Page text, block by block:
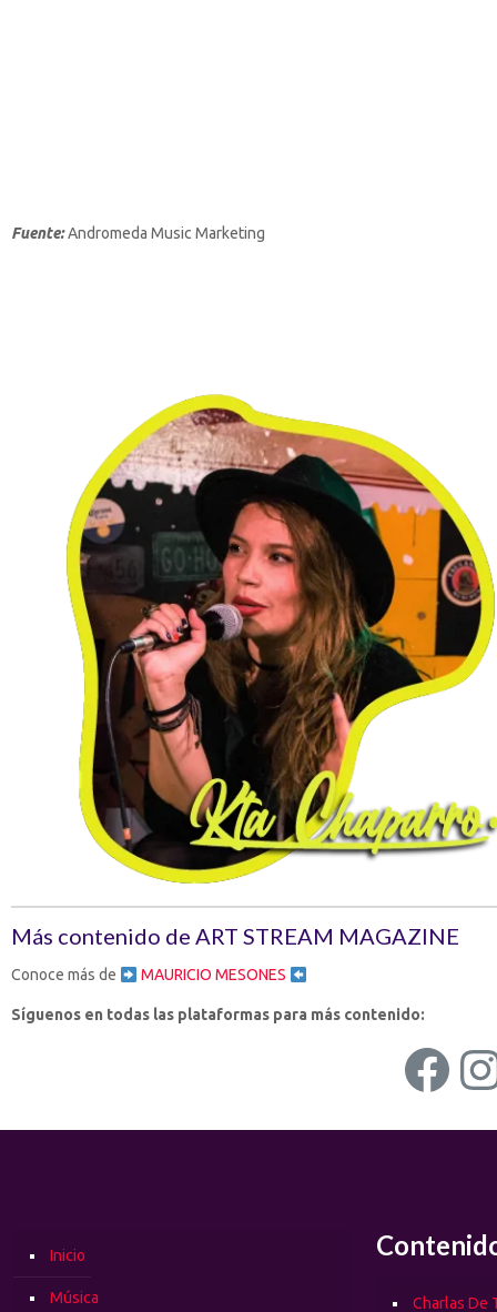
Fuente:Andromeda Music Marketing
Más contenido de ART STREAM MAGAZINE
Conoce más de MAURICIO MESONES
Síguenos en todas las plataformas para más contenido:
Inicio
Música Charlas De